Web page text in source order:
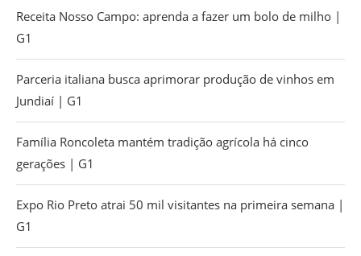
Receita Nosso Campo: aprenda a fazer um bolo de milho |
G1
Parceria italiana busca aprimorar produção de vinhos em
Jundiaí | G1
Família Roncoleta mantém tradição agrícola há cinco
gerações | G1
Expo Rio Preto atrai 50 mil visitantes na primeira semana |
G1